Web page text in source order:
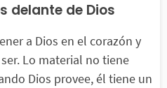
delante de Dios
a Dios en el corazón y
Lo material no tiene
Dios provee, él tiene un